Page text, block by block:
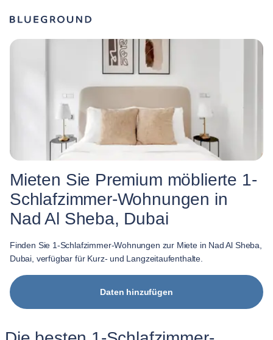
Mieten Sie Premium möblierte 1-
Schlafzimmer-Wohnungen in
Nad Al Sheba, Dubai
Finden Sie 1-Schlafzimmer-Wohnungen zur Miete in Nad Al Sheba,
Dubai, verfügbar für Kurz- und Langzeitaufenthalte.
Daten hinzufügen